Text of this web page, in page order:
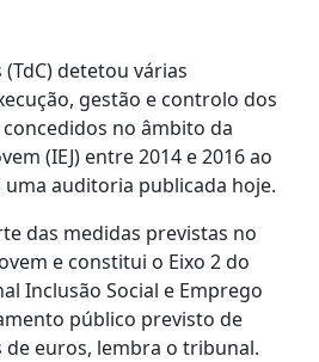
detetou várias
gestão e controlo dos
no âmbito da
(IEJ) entre 2014 e 2016 ao
uma auditoria publicada hoje.
das medidas previstas no
e constitui o Eixo 2 do
Inclusão Social e Emprego
público previsto de
de euros, lembra o tribunal.